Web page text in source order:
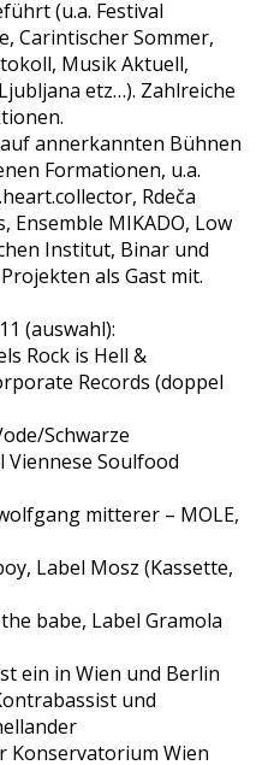
(u.a. Festival
Carintischer Sommer,
Musik Aktuell,
etz…). Zahlreiche
annerkannten Bühnen
Formationen, u.a.
Rdeča
Ensemble MIKADO, Low
Institut, Binar und
als Gast mit.
(auswahl):
Rock is Hell &
Records (doppel
Schwarze
Viennese Soulfood
mitterer – MOLE,
Label Mosz (Kassette,
babe, Label Gramola
ein in Wien und Berlin
und
Konservatorium Wien